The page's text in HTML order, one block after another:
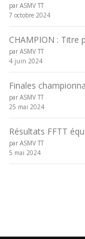
par ASMV TT
7 octobre 2024
CHAMPION : Titre
par ASMV TT
4 juin 2024
Finales
par ASMV TT
25 mai 2024
Résultats FFTT
par ASMV TT
5 mai 2024